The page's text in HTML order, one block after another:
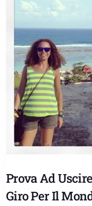
Prova Ad
Giro Per Il